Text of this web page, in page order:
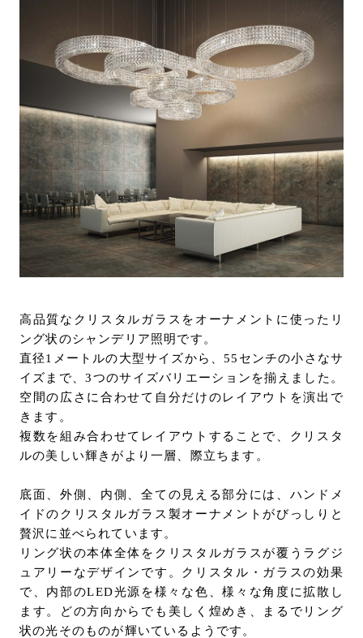
高品質なクリスタルガラスをオーナメントに使ったリ
ング状のシャンデリア照明です。
直径1メートルの大型サイズから、55センチの小さなサ
イズまで、3つのサイズバリエーションを揃えました。
空間の広さに合わせて自分だけのレイアウトを演出で
きます。
複数を組み合わせてレイアウトすることで、クリスタ
ルの美しい輝きがより一層、際立ちます。
底面、外側、内側、全ての見える部分には、ハンドメ
イドのクリスタルガラス製オーナメントがびっしりと
贅沢に並べられています。
リング状の本体全体をクリスタルガラスが覆うラグジ
ュアリーなデザインです。クリスタル・ガラスの効果
で、内部のLED光源を様々な色、様々な角度に拡散し
ます。どの方向からでも美しく煌めき、まるでリング
状の光そのものが輝いているようです。